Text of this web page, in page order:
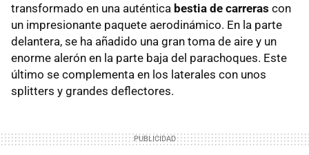
transformado en una auténtica bestia de carreras con
un impresionante paquete aerodinámico. En la parte
delantera, se ha añadido una gran toma de aire y un
enorme alerón en la parte baja del parachoques. Este
último se complementa en los laterales con unos
splitters y grandes deflectores.